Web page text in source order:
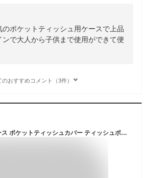
ポケットティッシュ用ケースで上品
で大人から子供まで使用ができて便
のおすすめコメント（3件）
prendre ティッシュケース ポケットティッシュカバー ティッシュポーチ ポケットティッシュケース PUレザー おしゃれ かわいい 持ち運び （ブラック） PR-POCKCOVER-BK